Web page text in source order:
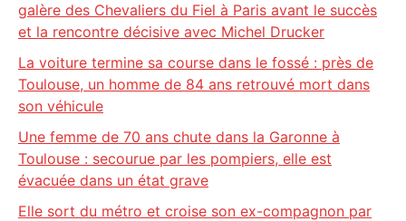
galère des Chevaliers du Fiel à Paris avant le succès
et la rencontre décisive avec Michel Drucker
La voiture termine sa course dans le fossé : près de
Toulouse, un homme de 84 ans retrouvé mort dans
son véhicule
Une femme de 70 ans chute dans la Garonne à
Toulouse : secourue par les pompiers, elle est
évacuée dans un état grave
Elle sort du métro et croise son ex-compagnon par